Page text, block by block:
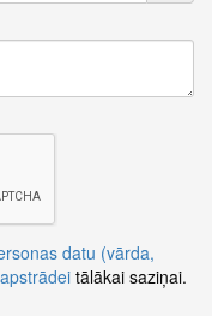
datu (vārda,
tālākai saziņai.